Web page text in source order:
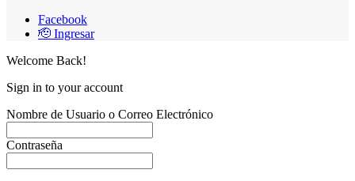
Facebook
🫡 Ingresar
Welcome Back!
Sign in to your account
Nombre de Usuario o Correo Electrónico
Contraseña